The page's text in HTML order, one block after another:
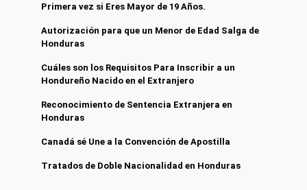
Primera vez si Eres Mayor de 19 Años.
Autorización para que un Menor de Edad Salga de
Honduras
Cuáles son los Requisitos Para Inscribir a un
Hondureño Nacido en el Extranjero
Reconocimiento de Sentencia Extranjera en
Honduras
Canadá sé Une a la Convención de Apostilla
Tratados de Doble Nacionalidad en Honduras